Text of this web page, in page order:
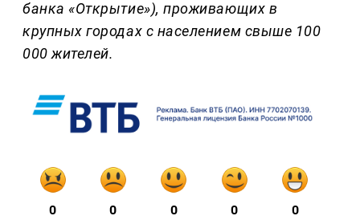
банка «Открытие»), проживающих в
крупных городах с населением свыше 100
000 жителей.
0 0 0 0 0